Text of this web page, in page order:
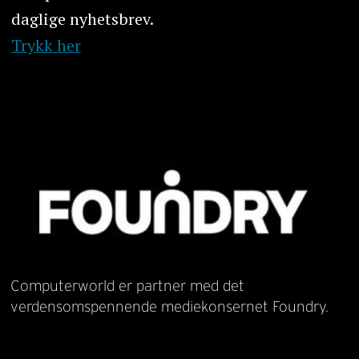
daglige nyhetsbrev.
Trykk her
Computerworld er partner med det
verdensomspennende mediekonsernet Foundry.